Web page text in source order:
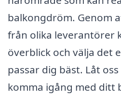
balkongdröm. Genom
från olika leverantörer
överblick och välja det
passar dig bäst. Låt
komma igång med ditt